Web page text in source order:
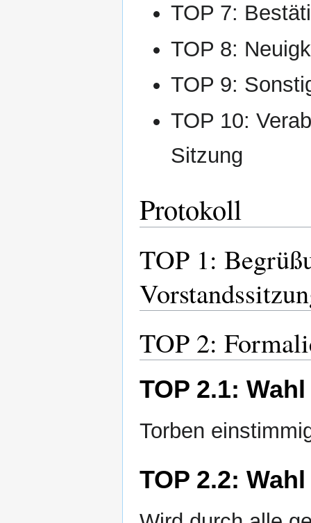
TOP 7:
TOP 8:
TOP 9:
TOP 10:
Sitzung
Protokoll
TOP 1:
TOP 2:
TOP 2.1:
Torben
TOP 2.2: